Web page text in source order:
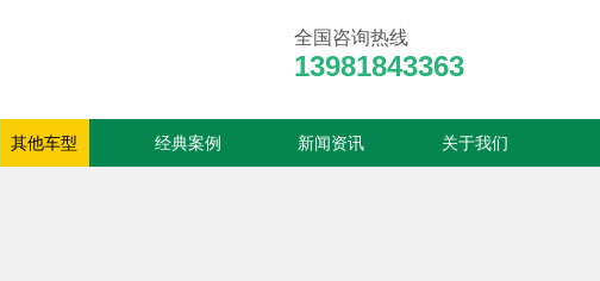
全国咨询热线
13981843363
其他车型 经典案例 新闻资讯 关于我们